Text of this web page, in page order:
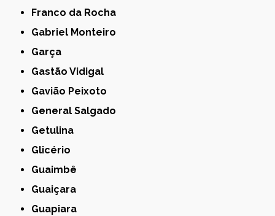
Franco da Rocha
Gabriel Monteiro
Garça
Gastão Vidigal
Gavião Peixoto
General Salgado
Getulina
Glicério
Guaimbê
Guaiçara
Guapiara